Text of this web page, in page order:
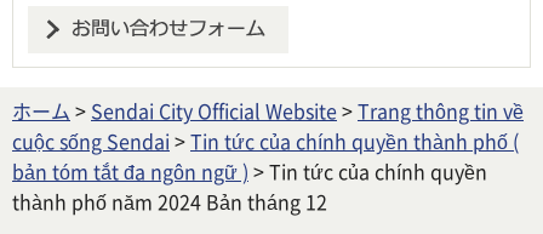
ホーム > Sendai City Official Website>Trang thông tin về
cuộc sống Sendai >Tin tức của chính quyền thành phố (
bản tóm tắt đa ngôn ngữ ) > Tin tức của chính quyền
thành phố năm 2024 Bản tháng 12